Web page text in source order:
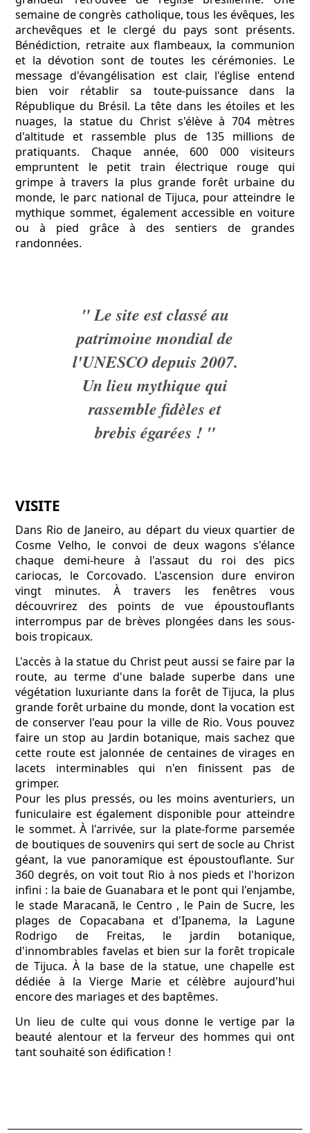
semaine de congrès catholique, tous les évêques, les
archevêques et le clergé du pays sont présents.
Bénédiction, retraite aux flambeaux, la communion
et la dévotion sont de toutes les cérémonies. Le
message d'évangélisation est clair, l'église entend
bien voir rétablir sa toute-puissance dans la
République du Brésil. La tête dans les étoiles et les
nuages, la statue du Christ s'élève à 704 mètres
d'altitude et rassemble plus de 135 millions de
pratiquants. Chaque année, 600 000 visiteurs
empruntent le petit train électrique rouge qui
grimpe à travers la plus grande forêt urbaine du
monde, le parc national de Tijuca, pour atteindre le
mythique sommet, également accessible en voiture
ou à pied grâce à des sentiers de grandes
randonnées.
" Le site est classé au
patrimoine mondial de
l'UNESCO depuis 2007.
Un lieu mythique qui
rassemble fidèles et
brebis égarées ! "
VISITE
Dans Rio de Janeiro, au départ du vieux quartier de
Cosme Velho, le convoi de deux wagons s'élance
chaque demi-heure à l'assaut du roi des pics
cariocas, le Corcovado. L'ascension dure environ
vingt minutes. À travers les fenêtres vous
découvrirez des points de vue époustouflants
interrompus par de brèves plongées dans les sous-
bois tropicaux.
L'accès à la statue du Christ peut aussi se faire par la
route, au terme d'une balade superbe dans une
végétation luxuriante dans la forêt de Tijuca, la plus
grande forêt urbaine du monde, dont la vocation est
de conserver l'eau pour la ville de Rio. Vous pouvez
faire un stop au Jardin botanique, mais sachez que
cette route est jalonnée de centaines de virages en
lacets interminables qui n'en finissent pas de
grimper.
Pour les plus pressés, ou les moins aventuriers, un
funiculaire est également disponible pour atteindre
le sommet. À l'arrivée, sur la plate-forme parsemée
de boutiques de souvenirs qui sert de socle au Christ
géant, la vue panoramique est époustouflante. Sur
360 degrés, on voit tout Rio à nos pieds et l'horizon
infini : la baie de Guanabara et le pont qui l'enjambe,
le stade Maracanã, le Centro , le Pain de Sucre, les
plages de Copacabana et d'Ipanema, la Lagune
Rodrigo de Freitas, le jardin botanique,
d'innombrables favelas et bien sur la forêt tropicale
de Tijuca. À la base de la statue, une chapelle est
dédiée à la Vierge Marie et célèbre aujourd'hui
encore des mariages et des baptêmes.
Un lieu de culte qui vous donne le vertige par la
beauté alentour et la ferveur des hommes qui ont
tant souhaité son édification !